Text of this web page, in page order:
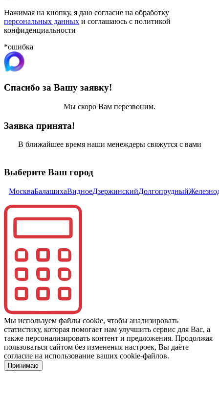
Нажимая на кнопку, я даю согласие на обработку
персональных данных и соглашаюсь с политикой
конфиденциальности
*ошибка
Спасибо за Вашу заявку!
Мы скоро Вам перезвоним.
Заявка принята!
В ближайшее время наши менеждеры свяжутся с вами
Выберите Ваш город
МоскваБалашихаВидноеДзержинскийДолгопрудный
Мы используем файлы cookie, чтобы анализировать
статистику, которая помогает нам улучшить сервис для Вас, а
также персонализировать контент и предложения. Продолжая
пользоваться сайтом без изменения настроек, Вы даёте
согласие на использование ваших cookie-файлов.
Принимаю